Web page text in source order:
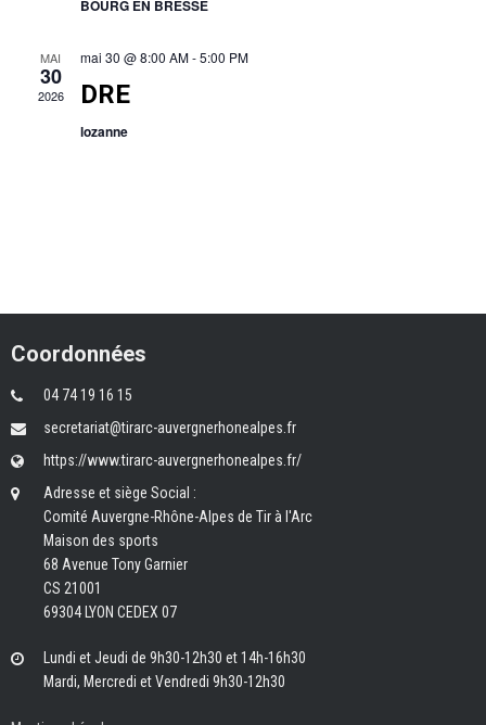
BOURG EN BRESSE
MAI
30
2026
mai 30 @ 8:00 AM-5:00 PM
DRE
lozanne
Coordonnées
04 74 19 16 15
secretariat@tirarc-auvergnerhonealpes.fr
https://www.tirarc-auvergnerhonealpes.fr/
Adresse et siège Social :
Comité Auvergne-Rhône-Alpes de Tir à l'Arc
Maison des sports
68 Avenue Tony Garnier
CS 21001
69304 LYON CEDEX 07
Lundi et Jeudi de 9h30-12h30 et 14h-16h30
Mardi, Mercredi et Vendredi 9h30-12h30